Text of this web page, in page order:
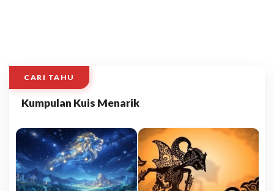
CARI TAHU
Kumpulan Kuis Menarik